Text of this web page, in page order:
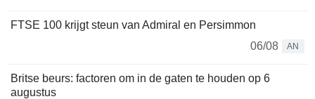
FTSE 100 krijgt steun van Admiral en Persimmon
06/08
AN
Britse beurs: factoren om in de gaten te houden op 6
augustus